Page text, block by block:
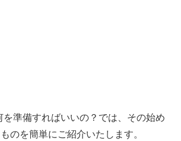
を準備すればいいの？では、その始め
のを簡単にご紹介いたします。